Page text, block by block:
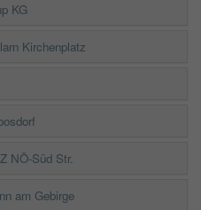
KG
Kirchenplatz
NÖ-Süd Str.
am Gebirge